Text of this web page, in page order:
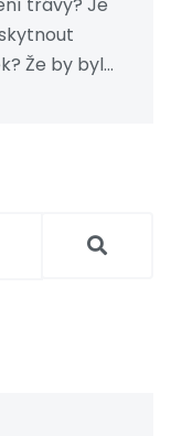
trávy? Je
Že by byla